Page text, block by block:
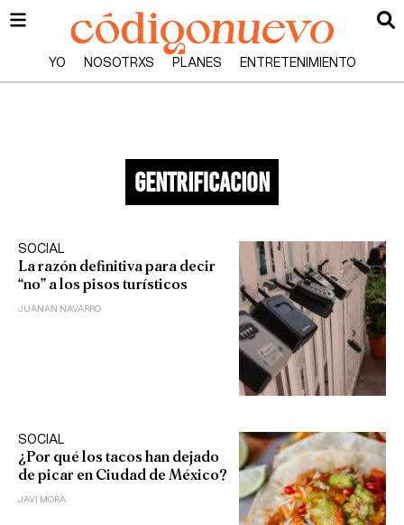
YO NOSOTRXS PLANES ENTRETENIMIENTO
gentrificacion
SOCIAL
La razón definitiva para decir
“no” a los pisos turísticos
JUANAN NAVARRO
SOCIAL
¿Por qué los tacos han dejado
de picar en Ciudad de México?
JAVI MORA